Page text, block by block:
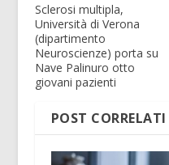
Sclerosi multipla,
Università di Verona
(dipartimento
Neuroscienze) porta su
Nave Palinuro otto
giovani pazienti
POST CORRELATI